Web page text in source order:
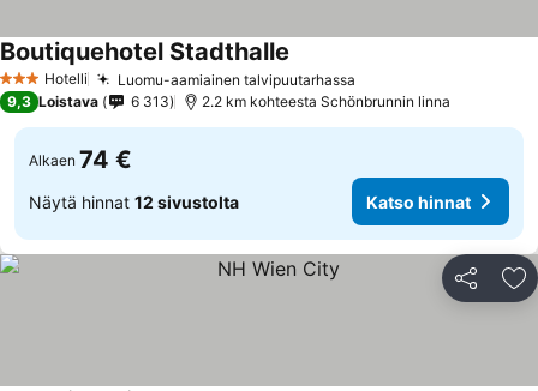
3 Tähtiluokitus
Hotelli Luomu-aamiainen talvipuutarhassa
Boutiquehotel Stadthalle
9,3 Loistava 6 313 2.2 km kohteesta Schönbrunnin linna
Alkaen 74 €
Näytä hinnat 12 sivustolta Katso hinnat
Jaa